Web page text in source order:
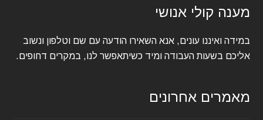
מענה קולי אנושי
במידה ואיננו עונים, אנא השאירו הודעה עם שם וטלפון ונשוב
אליכם בשעות העבודה ומיד כשיתאפשר לנו, במקרים דחופים.
מאמרים אחרונים